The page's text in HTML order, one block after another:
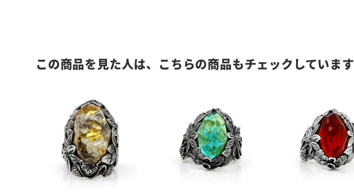
この商品を見た人は、こちらの商品もチェックしています